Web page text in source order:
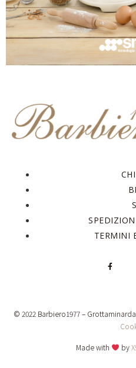
TERMINI
© 2022 Barbiero1977 – Grottaminarda
Made with by